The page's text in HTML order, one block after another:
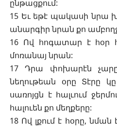
ընթացքում:
15 Եւ եթէ պակասի նրա
անարգիր նրան քո
16 Ով հոգատար է հօր
մոռանայ նրան:
17 Դրա փոխարէն
նեղութեան օրը Տէրը
սառոյցն է հալւում
հալուեն քո մեղքերը:
18 Ով լքում է հօրը,